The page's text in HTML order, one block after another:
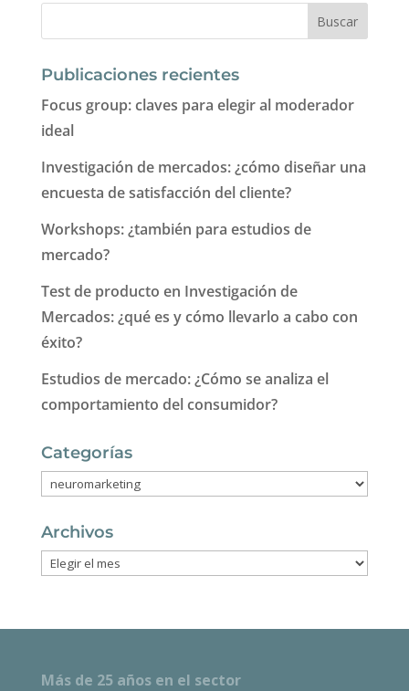
Publicaciones recientes
Focus group: claves para elegir al moderador
ideal
Investigación de mercados: ¿cómo diseñar una
encuesta de satisfacción del cliente?
Workshops: ¿también para estudios de
mercado?
Test de producto en Investigación de
Mercados: ¿qué es y cómo llevarlo a cabo con
éxito?
Estudios de mercado: ¿Cómo se analiza el
comportamiento del consumidor?
Categorías
Categorías
Archivos
Archivos
Más de 25 años en el sector